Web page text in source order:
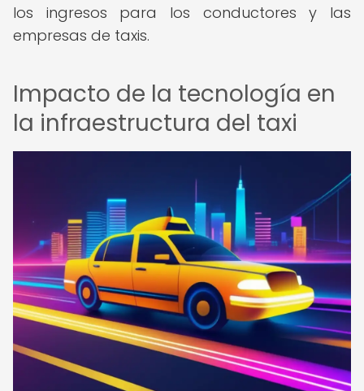
los ingresos para los conductores y las
empresas de taxis.
Impacto de la tecnología en
la infraestructura del taxi